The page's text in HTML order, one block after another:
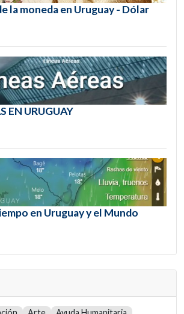
la moneda en Uruguay - Dólar
EN URUGUAY
en Uruguay y el Mundo